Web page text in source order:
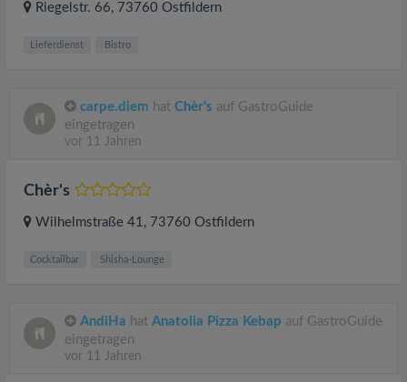
Riegelstr. 66, 73760 Ostfildern
Lieferdienst Bistro
carpe.diem hat Chèr's auf GastroGuide
eingetragen
vor 11 Jahren
Chèr's
Wilhelmstraße 41, 73760 Ostfildern
Cocktailbar Shisha-Lounge
AndiHa hat Anatolia Pizza Kebap auf GastroGuide
eingetragen
vor 11 Jahren